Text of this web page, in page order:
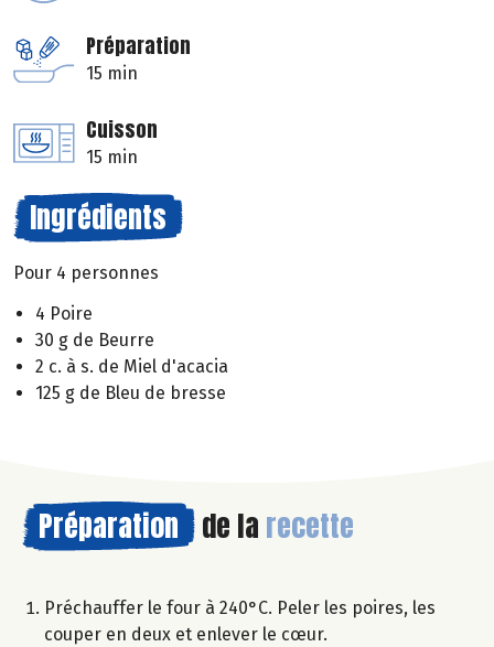
Préparation
15 min
Cuisson
15 min
Ingrédients
Pour 4 personnes
4 Poire
30 g de Beurre
2 c. à s. de Miel d'acacia
125 g de Bleu de bresse
Préparation de la recette
Préchauffer le four à 240°C. Peler les poires, les
couper en deux et enlever le cœur.